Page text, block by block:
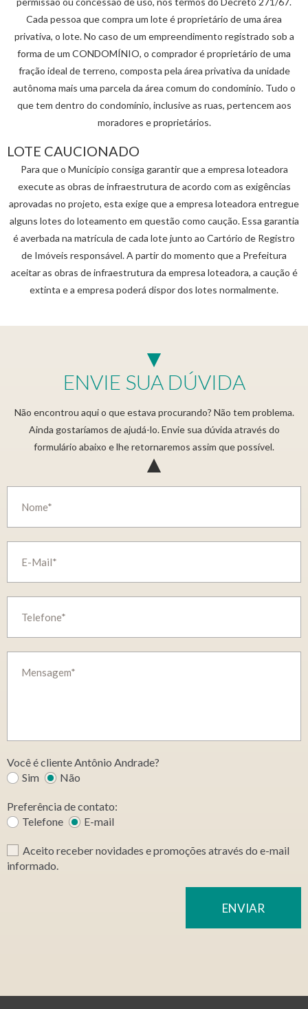
Cada pessoa que compra um lote é proprietário de uma área
privativa, o lote. No caso de um empreendimento registrado sob a
forma de um CONDOMÍNIO, o comprador é proprietário de uma
fração ideal de terreno, composta pela área privativa da unidade
autônoma mais uma parcela da área comum do condomínio. Tudo o
que tem dentro do condomínio, inclusive as ruas, pertencem aos
moradores e proprietários.
LOTE CAUCIONADO
Para que o Município consiga garantir que a empresa loteadora
execute as obras de infraestrutura de acordo com as exigências
aprovadas no projeto, esta exige que a empresa loteadora entregue
alguns lotes do loteamento em questão como caução. Essa garantia
é averbada na matrícula de cada lote junto ao Cartório de Registro
de Imóveis responsável. A partir do momento que a Prefeitura
aceitar as obras de infraestrutura da empresa loteadora, a caução é
extinta e a empresa poderá dispor dos lotes normalmente.
ENVIE SUA DÚVIDA
Não encontrou aqui o que estava procurando? Não tem problema.
Ainda gostaríamos de ajudá-lo. Envie sua dúvida através do
formulário abaixo e lhe retornaremos assim que possível.
Você é cliente Antônio Andrade?
Sim
Não
Preferência de contato:
Telefone
E-mail
Aceito receber novidades e promoções através do e-mail
informado.
ENVIAR